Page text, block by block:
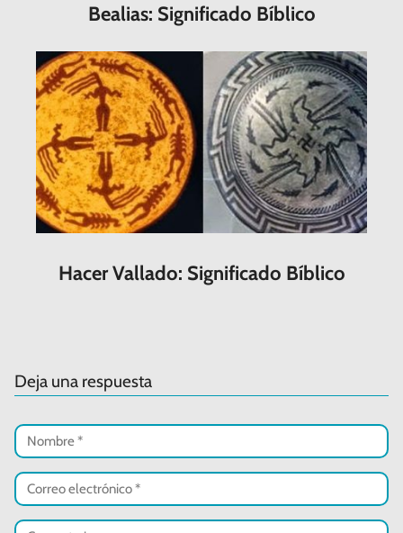
Bealias: Significado Bíblico
Hacer Vallado: Significado Bíblico
Deja una respuesta